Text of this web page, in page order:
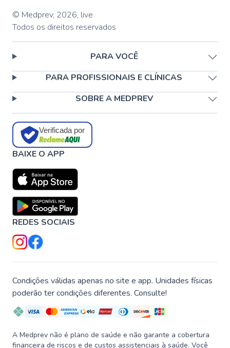
© Medprev, 2026, live
Todos os direitos reservados
PARA VOCÊ
PARA PROFISSIONAIS E CLÍNICAS
SOBRE A MEDPREV
Verificada por
BAIXE O APP
REDES SOCIAIS
Condições válidas apenas no site e app. Unidades físicas
poderão ter condições diferentes. Consulte!
A Medprev não é plano de saúde e não garante a cobertura
financeira de riscos e de custos assistenciais à saúde. Você